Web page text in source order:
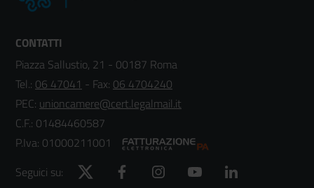
CONTATTI
Piazza Sallustio, 21 - 00187 Roma
Tel.: 06 47041 - Fax: 06 4704240
PEC: unioncamere@cert.legalmail.it
C.F.: 01484460587
P.Iva: 01000211001
Seguici su:
Twitter Facebook Instagram YouTube